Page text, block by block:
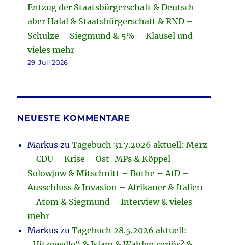
Entzug der Staatsbürgerschaft & Deutsch
aber Halal & Staatsbürgerschaft & RND –
Schulze – Siegmund & 5% – Klausel und
vieles mehr
29. Juli 2026
NEUESTE KOMMENTARE
Markus zuTagebuch 31.7.2026 aktuell: Merz
– CDU – Krise – Ost-MPs & Köppel –
Solowjow & Mitschnitt – Bothe – AfD –
Ausschluss & Invasion – Afrikaner & Italien
– Atom & Siegmund – Interview & vieles
mehr
Markus zuTagebuch 28.5.2026 aktuell: